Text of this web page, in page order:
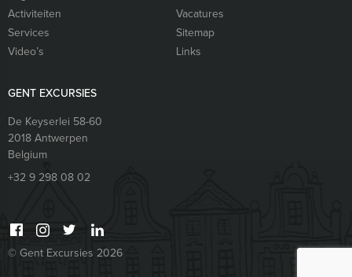
Activiteiten
Vacatures
Services
Sitemap
Video’s
Links
GENT EXCURSIES
De Keyserlei 58-60
2018Antwerpen
Belgium
+32 9 298 08 02
© Gent Excursies 2026